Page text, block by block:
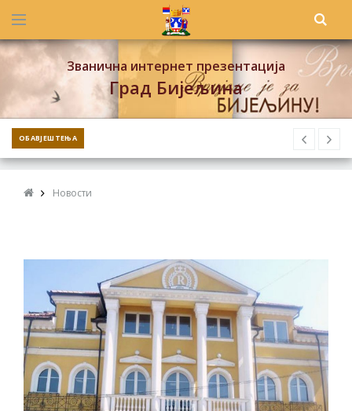
Званична интернет презентација
Град Бијељина
ОБАВЈЕШТЕЊА
Новости